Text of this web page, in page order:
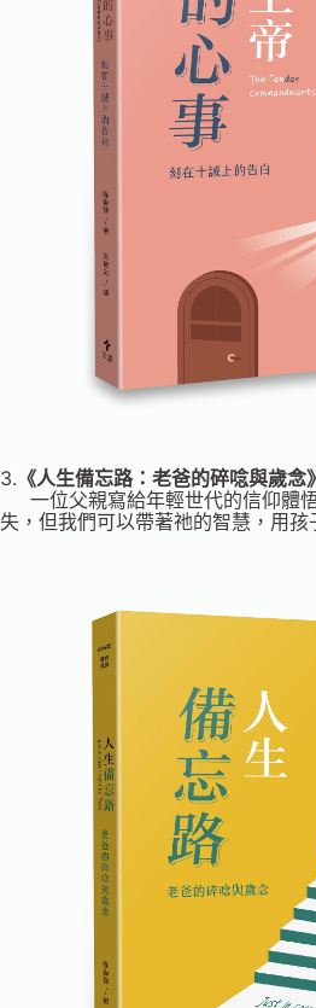
3. 《人生備忘路：老爸的碎唸與歲念》
一位父親寫給年輕世代的信仰體
失，但我們可以帶著祂的智慧，用孩